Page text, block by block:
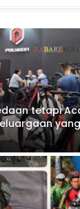
tetapi